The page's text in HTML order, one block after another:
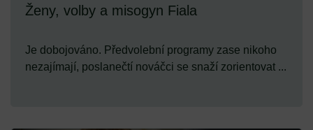
Ženy, volby a misogyn Fiala
Je dobojováno. Předvolební programy zase nikoho
nezajímají, poslanečtí nováčci se snaží zorientovat ...